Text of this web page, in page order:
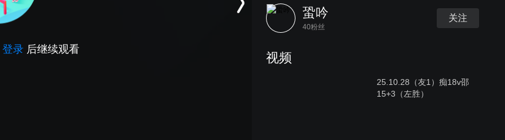
登录 后继续观看
蛩吟
40粉丝
关注
视频
25.10.28（友1）痴18v邵
15+3（左胜）